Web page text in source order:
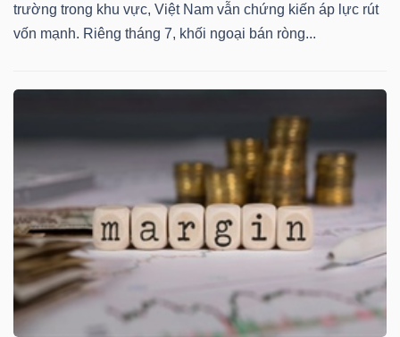
trường trong khu vực, Việt Nam vẫn chứng kiến áp lực rút
vốn mạnh. Riêng tháng 7, khối ngoại bán ròng...
Dữ
liệu
chính